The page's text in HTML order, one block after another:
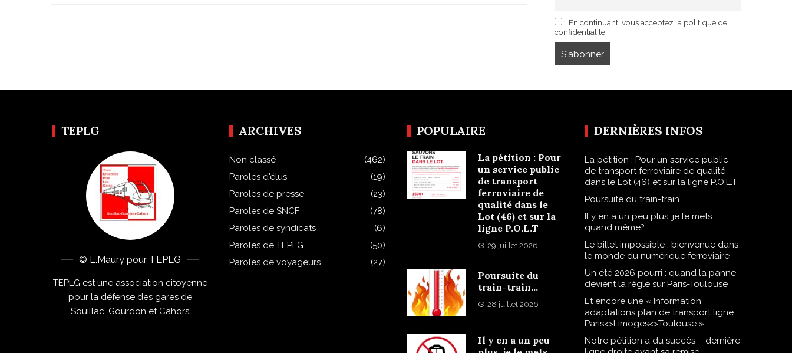
En continuant, vous acceptez la politique de
confidentialité
TEPLG
© L.Maury pour TEPLG
TEPLG est une association citoyenne
pour la défense des gares de
Souillac, Gourdon et Cahors
ARCHIVES
Non classé
(462)
Paroles d'élus
(19)
Paroles de presse
(23)
Paroles de SNCF
(78)
Paroles de syndicats
(6)
Paroles de TEPLG
(50)
Paroles de voyageurs
(27)
POPULAIRE
La pétition : Pour
un service public
de transport
ferroviaire de
qualité dans le
Lot (46) et sur la
ligne P.O.L.T
29 juillet 2026
Poursuite du
train-train…
28 juillet 2026
Il y en a un peu
DERNIÈRES INFOS
La pétition : Pour un service public
de transport ferroviaire de qualité
dans le Lot (46) et sur la ligne P.O.L.T
Poursuite du train-train…
Il y en a un peu plus, je le mets
quand même?
Le billet impossible : bienvenue dans
le monde du numérique ferroviaire
Un été 2026 pourri : quand la panne
devient la règle sur Paris-Toulouse
Et encore une « Information
adaptations plan de transport ligne
Paris<>Limoges<>Toulouse » …
Notre pétition a du succès – dernière